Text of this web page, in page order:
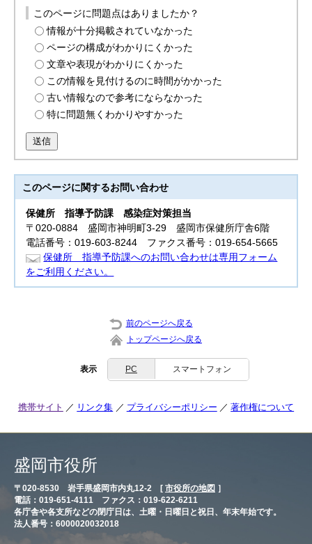
このページに問題点はありましたか？
情報が十分掲載されていなかった
ページの構成がわかりにくかった
文章や表現がわかりにくかった
この情報を見付けるのに時間がかかった
古い情報なので参考にならなかった
特に問題無くわかりやすかった
送信
このページに関するお問い合わせ
保健所 指導予防課 感染症対策担当
〒020-0884 盛岡市神明町3-29 盛岡市保健所庁舎6階
電話番号：019-603-8244 ファクス番号：019-654-5665
保健所 指導予防課へのお問い合わせは専用フォーム
をご利用ください。
前のページへ戻る
トップページへ戻る
表示 PC スマートフォン
携帯サイト リンク集 プライバシーポリシー 著作権について
盛岡市役所
〒020-8530 岩手県盛岡市内丸12-2 [ 市役所の地図 ］
電話：019-651-4111 ファクス：019-622-6211
各庁舎や各支所などの閉庁日は、土曜・日曜日と祝日、年末年始です。
法人番号：6000020032018